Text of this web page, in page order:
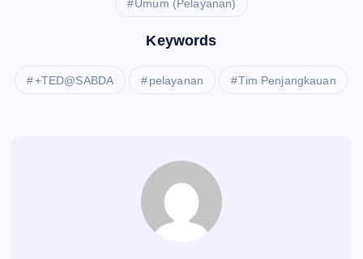
Umum (Pelayanan)
Keywords
+TED@SABDA pelayanan Tim Penjangkauan